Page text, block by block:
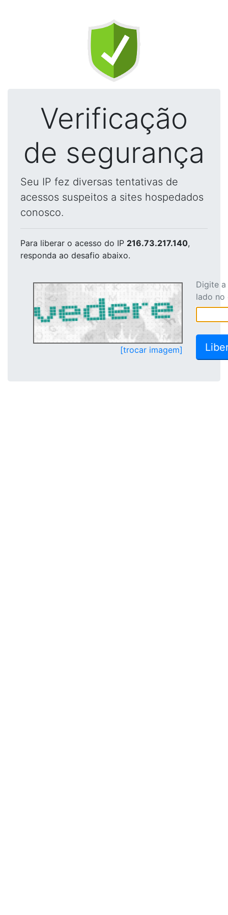
Verificação
de segurança
Seu IP fez diversas tentativas de
acessos suspeitos a sites hospedados
conosco.
Para liberar o acesso do IP 216.73.217.140,
responda ao desafio abaixo.
[trocar imagem]
Digite
lado no